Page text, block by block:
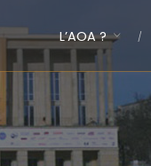
L’AOA ?